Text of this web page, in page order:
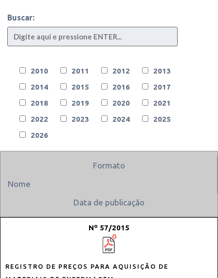
Buscar:
2010 2011 2012
2013
2014
2015 2016
2017
2018
2019 2020
2021
2022
2023 2024
2025
2026
Formato
Nome
Data de publicação
Nº 57/2015
REGISTRO DE PREÇOS PARA AQUISIÇÃO DE